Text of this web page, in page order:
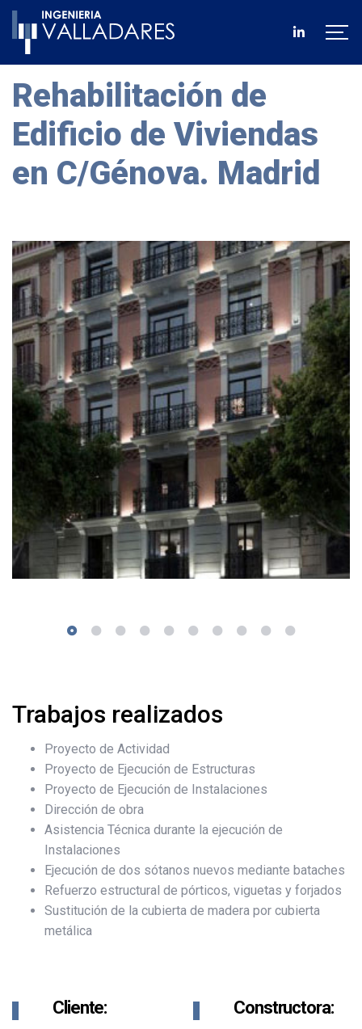
Rehabilitación de
Edificio de Viviendas
en C/Génova. Madrid
Trabajos realizados
Proyecto de Actividad
Proyecto de Ejecución de Estructuras
Proyecto de Ejecución de Instalaciones
Dirección de obra
Asistencia Técnica durante la ejecución de
Instalaciones
Ejecución de dos sótanos nuevos mediante bataches
Refuerzo estructural de pórticos, viguetas y forjados
Sustitución de la cubierta de madera por cubierta
metálica
Cliente: Constructora: